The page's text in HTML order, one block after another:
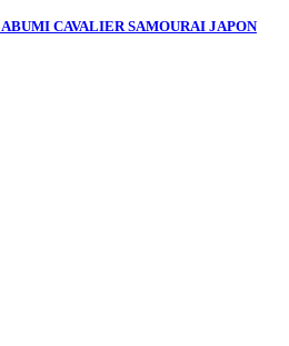
CAVALIER SAMOURAI JAPON